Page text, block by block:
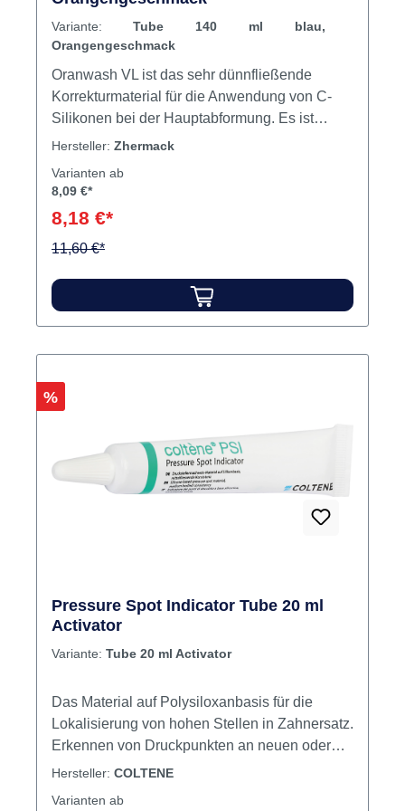
Variante: Tube 140 ml blau,
Orangengeschmack
Oranwash VL ist das sehr dünnfließende
Korrekturmaterial für die Anwendung von C-
Silikonen bei der Hauptabformung. Es ist
hydrokompatibel und reißfest und besitzt
Silikon für die Korrekturabformung
Orangenaroma Shore-Härte: 30 A Hohe
Reißfestigkeit Gluten- und laktosefrei Inhalt
Hersteller: Zhermack
Varianten ab
8,09 €*
8,18 €*
11,60 €*
Rabatt
%
Pressure Spot Indicator Tube 20 ml
Activator
Variante: Tube 20 ml Activator
Das Material auf Polysiloxanbasis für die
Lokalisierung von hohen Stellen in Zahnersatz.
Erkennen von Druckpunkten an neuen oder
bestehenden Teil- und Totalprothesen
Hersteller: COLTENE
Varianten ab